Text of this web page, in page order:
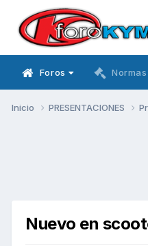
Foros Normas
Inicio PRESENTACIONES
Nuevo en